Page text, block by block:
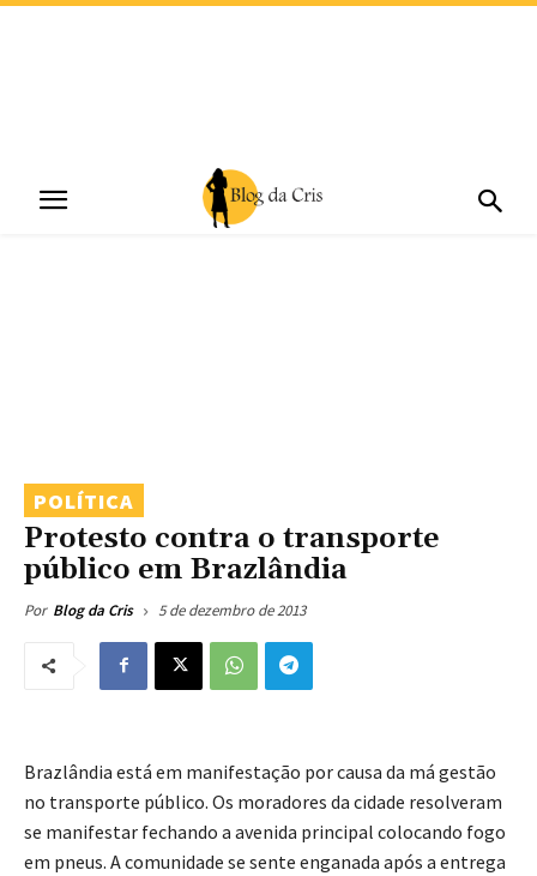
POLÍTICA
Protesto contra o transporte
público em Brazlândia
Por Blog da Cris 5 de dezembro de 2013
Brazlândia está em manifestação por causa da má gestão
no transporte público. Os moradores da cidade resolveram
se manifestar fechando a avenida principal colocando fogo
em pneus. A comunidade se sente enganada após a entrega